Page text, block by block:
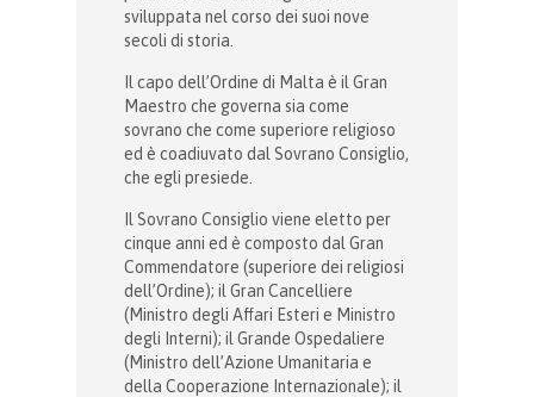
sviluppata nel corso dei suoi nove
secoli di storia.
Il capo dell’Ordine di Malta è il Gran
Maestro che governa sia come
sovrano che come superiore religioso
ed è coadiuvato dal Sovrano Consiglio,
che egli presiede.
Il Sovrano Consiglio viene eletto per
cinque anni ed è composto dal Gran
Commendatore (superiore dei religiosi
dell’Ordine); il Gran Cancelliere
(Ministro degli Affari Esteri e Ministro
degli Interni); il Grande Ospedaliere
(Ministro dell’Azione Umanitaria e
della Cooperazione Internazionale); il